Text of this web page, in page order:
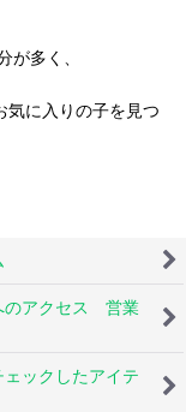
が多く、
気に入りの子を見つ
のアクセス 営業
ェックしたアイテ